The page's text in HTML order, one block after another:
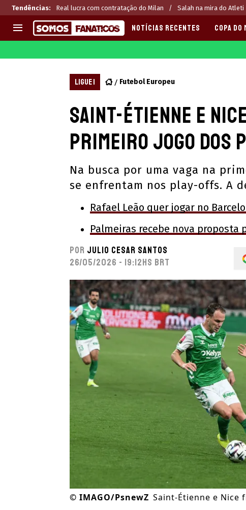
Tendências: Real lucra com contratação do Milan Salah na mira do Atleti
CHAMPIONS LEAGUE
PREMIER LEAGUE
LIGA PORTUGUESA
EUROPA LEAGUE
Melhores sites de apostas 2025
CASAS DE APOSTAS
CÓDIGOS e OFERTAS
APPS
NOTÍCIAS RECENTES COPA DO
LIGUE 1 Futebol Europeu
Saint-Étienne e
primeiro jogo dos
Na busca por uma vaga na
se enfrentam nos play-offs. A
Rafael Leão quer jogar no
Palmeiras recebe nova proposta
Por Julio Cesar Santos
26/05/2026 - 19:12hs BRT
© IMAGO/PsnewZ Saint-Étienne e Nice